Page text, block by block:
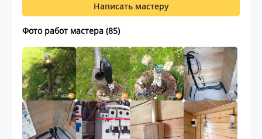
Написать мастеру
Фото работ мастера (85)